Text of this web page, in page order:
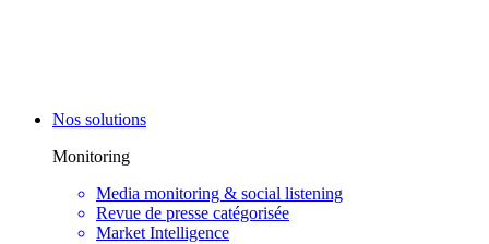
Nos solutions
Monitoring
Media monitoring & social listening
Revue de presse catégorisée
Market Intelligence